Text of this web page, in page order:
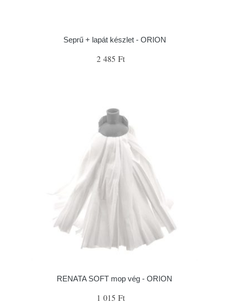
Seprű + lapát készlet - ORION
2 485 Ft
RENATA SOFT mop vég - ORION
1 015 Ft